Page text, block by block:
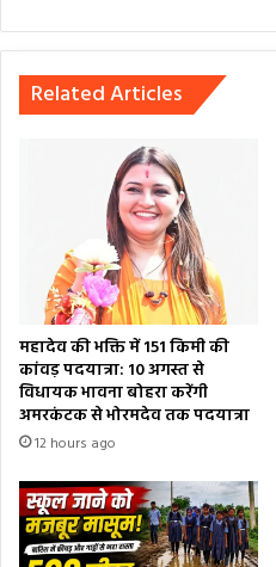
Related Articles
महादेव की भक्ति में 151 किमी की
कांवड़ पदयात्रा: 10 अगस्त से
विधायक भावना बोहरा करेंगी
अमरकंटक से भोरमदेव तक पदयात्रा
12 hours ago